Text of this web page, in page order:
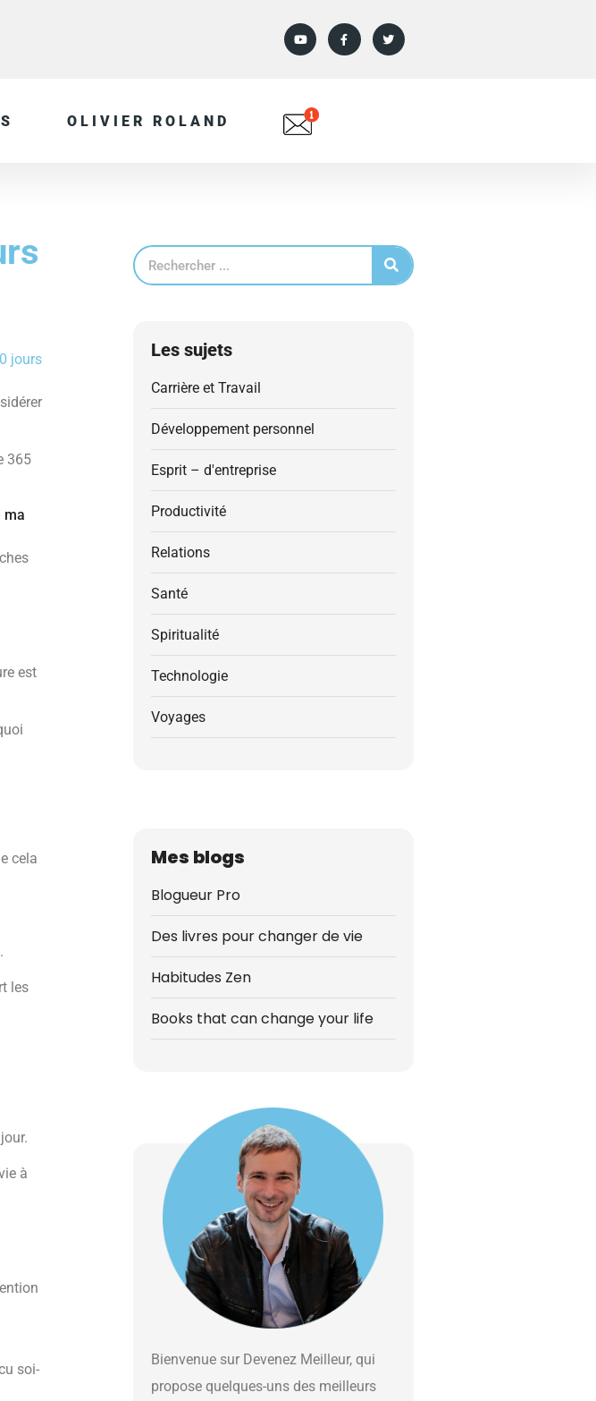
OLIVIER ROLAND
jours
365
ma
est
cela
les
à
soi-
Les sujets
Carrière et Travail
Développement personnel
Esprit – d'entreprise
Productivité
Relations
Santé
Spiritualité
Technologie
Voyages
Mes blogs
Blogueur Pro
Des livres pour changer de vie
Habitudes Zen
Books that can change your life
Bienvenue sur Devenez Meilleur, qui
propose quelques-uns des meilleurs